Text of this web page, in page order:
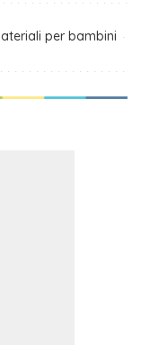
per bambini